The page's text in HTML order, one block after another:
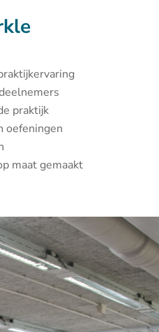
praktijk
oefeningen
maat gemaakt